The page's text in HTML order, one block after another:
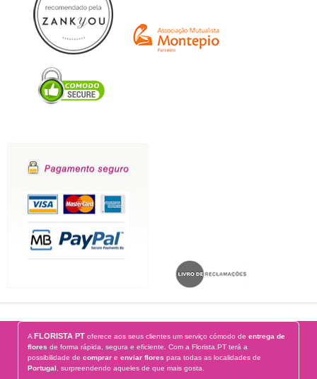
A FLORISTA PT oferece aos seus clientes um serviço cómodo de entrega de
flores de forma rápida, segura e eficiente. Com a Florista.PT terá a
possibilidade de comprar e enviar flores para todas as localidades de
Portugal , surpreendendo aqueles de que mais gosta.